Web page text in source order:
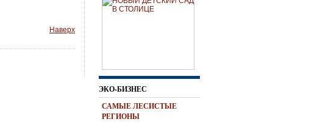
Наверх
ЭКО-БИЗНЕС
САМЫЕ ЛЕСИСТЫЕ
РЕГИОНЫ